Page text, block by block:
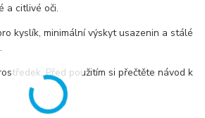
a citlivé oči.
kyslík, minimální výskyt usazenin a stálé
Před použitím si přečtěte návod k